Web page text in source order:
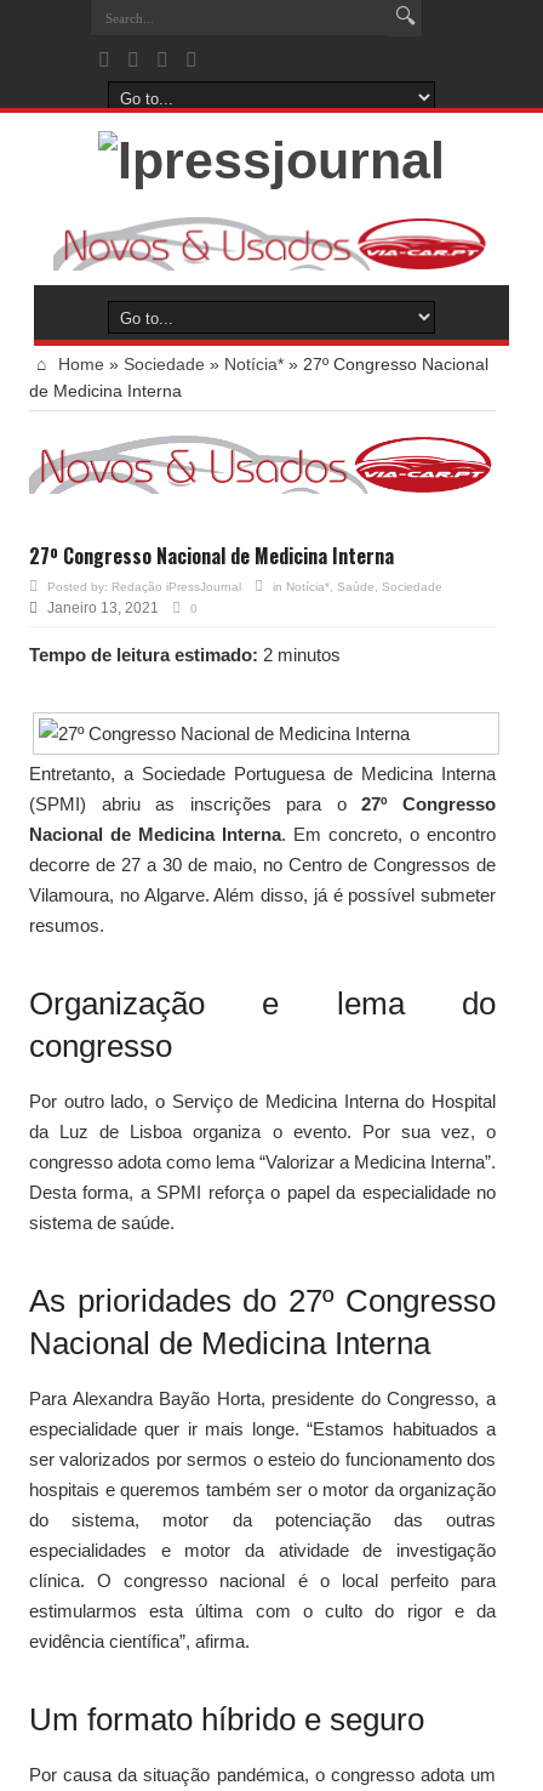
Home » Sociedade » Notícia* » 27º Congresso Nacional
de Medicina Interna
27º Congresso Nacional de Medicina Interna
Posted by: Redação iPressJournal in Notícia* Saúde Sociedade
Janeiro 13, 2021 0
Tempo de leitura estimado: 2 minutos
Entretanto, a Sociedade Portuguesa de Medicina Interna
(SPMI) abriu as inscrições para o27º Congresso
Nacional de Medicina Interna. Em concreto, o encontro
decorre de 27 a 30 de maio, no Centro de Congressos de
Vilamoura, no Algarve. Além disso, já é possível submeter
resumos.
Organização e lema do
congresso
Por outro lado, o Serviço de Medicina Interna do Hospital
da Luz de Lisboa organiza o evento. Por sua vez, o
congresso adota como lema “Valorizar a Medicina Interna”.
Desta forma, a SPMI reforça o papel da especialidade no
sistema de saúde.
As prioridades do 27º Congresso
Nacional de Medicina Interna
Para Alexandra Bayão Horta, presidente do Congresso, a
especialidade quer ir mais longe. “Estamos habituados a
ser valorizados por sermos o esteio do funcionamento dos
hospitais e queremos também ser o motor da organização
do sistema, motor da potenciação das outras
especialidades e motor da atividade de investigação
clínica. O congresso nacional é o local perfeito para
estimularmos esta última com o culto do rigor e da
evidência científica”, afirma.
Um formato híbrido e seguro
Por causa da situação pandémica, o congresso adota um